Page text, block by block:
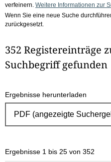
verfeinern. Weitere Informationen zur
Wenn Sie eine neue Suche
zurückgesetzt.
352 Registereinträge
Suchbegriff gefunden
Ergebnisse herunterladen
Ergebnisse 1 bis 25 von 352